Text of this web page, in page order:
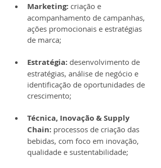
Marketing: criação e
acompanhamento de campanhas,
ações promocionais e estratégias
de marca;
Estratégia: desenvolvimento de
estratégias, análise de negócio e
identificação de oportunidades de
crescimento;
Técnica, Inovação & Supply
Chain: processos de criação das
bebidas, com foco em inovação,
qualidade e sustentabilidade;